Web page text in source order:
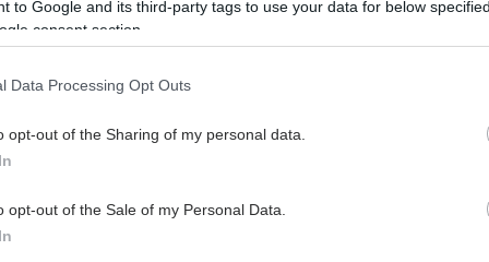
to Google and its third-party tags to use your data for below
consent section.
Data Processing Opt Outs
opt-out of the Sharing of my personal data.
opt-out of the Sale of my Personal Data.
από το Πανεπιστήμιο Cambridge, ο οποίος θα
τη σημασία της αξιόπιστης επικοινωνίας των
της Οξφόρδης, ο οποίος θα αναφερθεί στον ρόλο
στην εποχή της τεχνητής νοημοσύνης.